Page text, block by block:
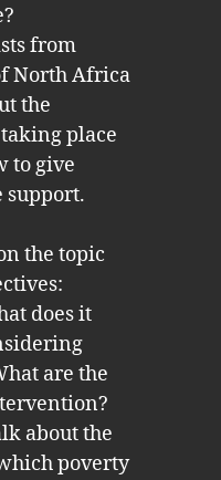
from
North Africa
the
place
to give
support.
the topic
does it
are the
about the
poverty